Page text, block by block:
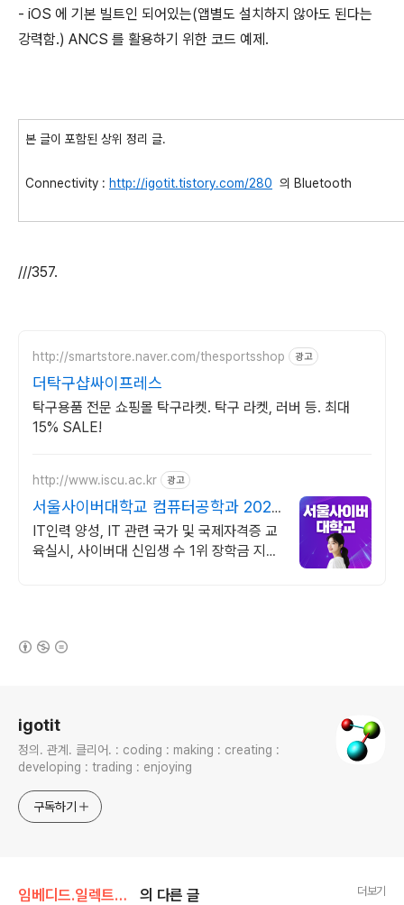
- iOS 에 기본 빌트인 되어있는(앱별도 설치하지 않아도 된다는
강력함.) ANCS 를 활용하기 위한 코드 예제.
본 글이 포함된 상위 정리 글.
Connectivity : http://igotit.tistory.com/280 의 Bluetooth
///357.
http://smartstore.naver.com/thesportsshop 광고
더탁구샵싸이프레스
탁구용품 전문 쇼핑몰 탁구라켓. 탁구 라켓, 러버 등. 최대
15% SALE!
http://www.iscu.ac.kr 광고
서울사이버대학교 컴퓨터공학과 2026
가을학기 신편입생
IT인력 양성, IT 관련 국가 및 국제자격증 교
육실시, 사이버대 신입생 수 1위 장학금 지급
igotit
정의. 관계. 클리어. : coding : making : creating :
developing : trading : enjoying
구독하기
임베디드.일렉트로닉스 의 다른 글 더보기